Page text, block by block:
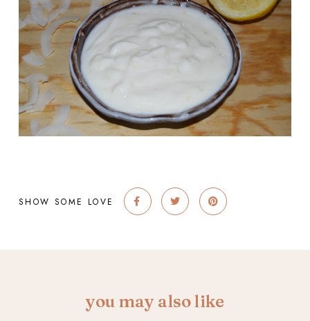
SHOW SOME LOVE
you may also like